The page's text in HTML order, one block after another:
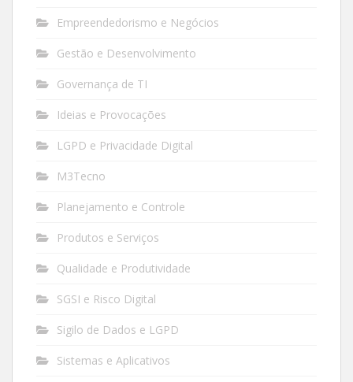
Empreendedorismo e Negócios
Gestão e Desenvolvimento
Governança de TI
Ideias e Provocações
LGPD e Privacidade Digital
M3Tecno
Planejamento e Controle
Produtos e Serviços
Qualidade e Produtividade
SGSI e Risco Digital
Sigilo de Dados e LGPD
Sistemas e Aplicativos